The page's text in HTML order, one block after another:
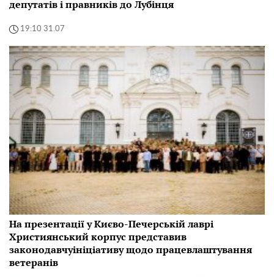
депутатів і правників до Лубінця
19:10 31.07
На презентації у Києво-Печерській лаврі
Християнський корпус представив
законодавчуініціативу щодо працевлаштування
ветеранів